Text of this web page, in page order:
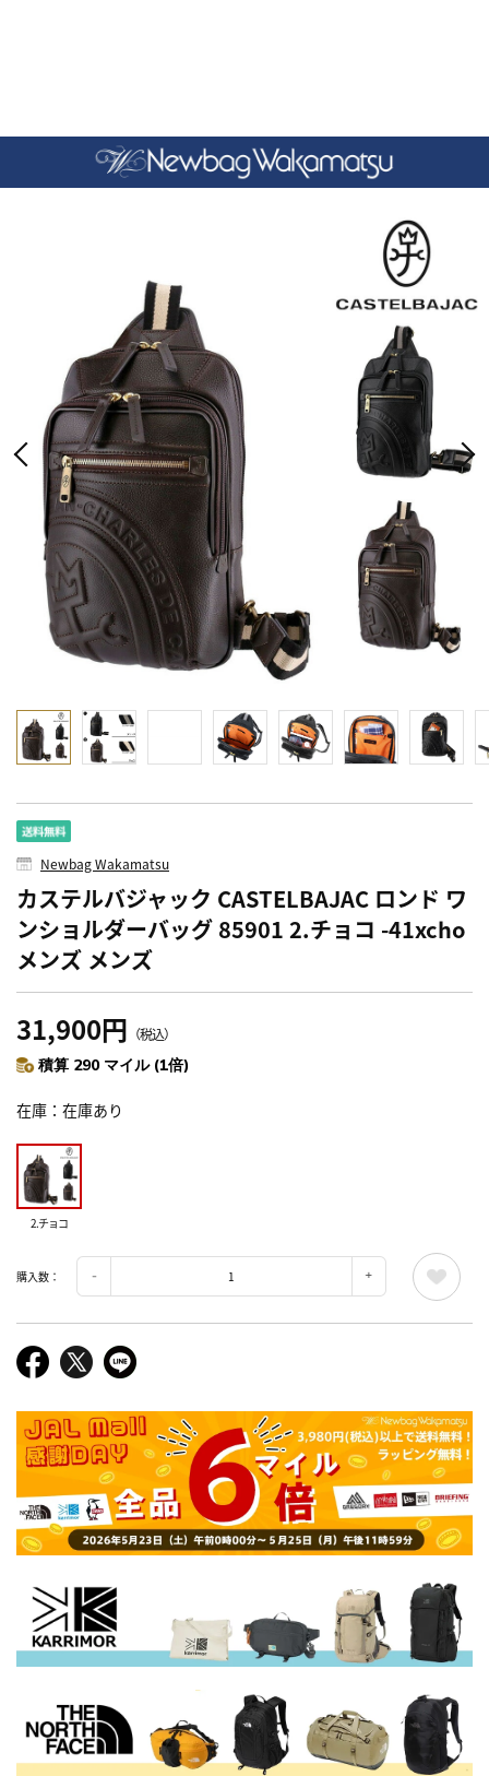
Newbag Wakamatsu
カステルバジャック CASTELBAJAC ロンド ワ
ンショルダーバッグ 85901 2.チョコ -41xcho
メンズ メンズ
31,900円 （税込）
積算 290 マイル (1倍)
在庫 在庫あり
2.チョコ
購入数：